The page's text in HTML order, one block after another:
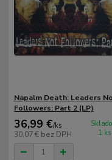
Napalm Death: Leaders
Followers: Part 2 (LP)
36,99 €/ks
30,07 € bez DPH
1 ks